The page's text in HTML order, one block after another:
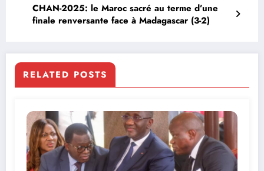
CHAN-2025: le Maroc sacré au terme d’une
finale renversante face à Madagascar (3-2)
RELATED POSTS